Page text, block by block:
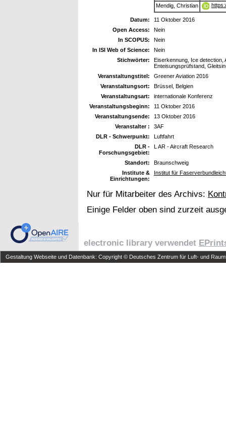
Mendig, Christian
Datum:
11 Oktober 2016
Open Access:
Nein
In SCOPUS:
Nein
In ISI Web of Science:
Nein
Stichwörter:
Eiserkennung, Ice detection,
Enteisungsprüfstand,
Veranstaltungstitel:
Greener Aviation 2016
Veranstaltungsort:
Brüssel, Belgien
Veranstaltungsart:
internationale Konferenz
Veranstaltungsbeginn:
11 Oktober 2016
Veranstaltungsende:
13 Oktober 2016
Veranstalter :
3AF
DLR - Schwerpunkt:
Luftfahrt
DLR -
Forschungsgebiet:
L AR - Aircraft Research
Standort:
Braunschweig
Institute &
Einrichtungen:
Institut für
Nur für Mitarbeiter des Archivs:
Einige Felder oben sind zurzeit
electronic library verwendet
Gestaltung Webseite und Datenbank: Copyright © Deutsches Zentrum für Luft- und